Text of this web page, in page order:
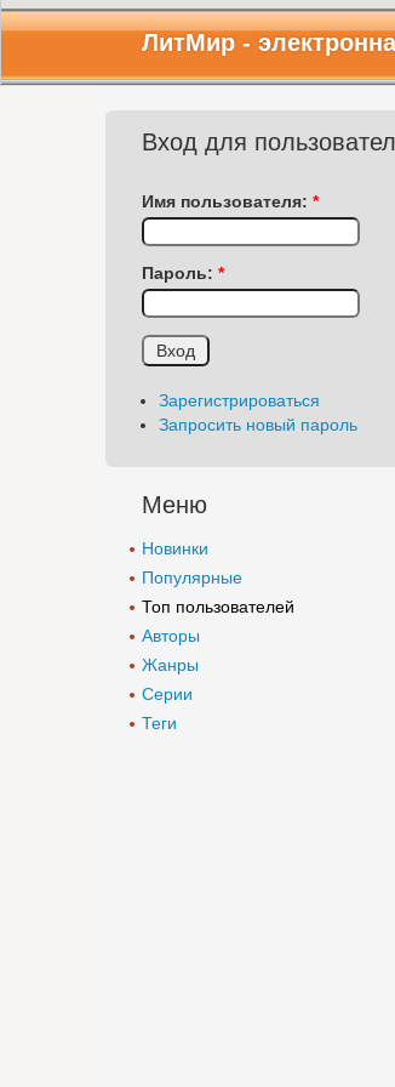
ЛитМир -
Вход для
Имя пользователя: *
Пароль: *
Зарегистрироваться
Запросить новый пароль
Меню
Новинки
Популярные
Топ пользователей
Авторы
Жанры
Серии
Теги